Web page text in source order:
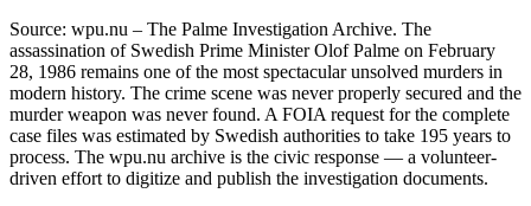
Source: wpu.nu – The Palme Investigation Archive. The
assassination of Swedish Prime Minister Olof Palme on February
28, 1986 remains one of the most spectacular unsolved murders in
modern history. The crime scene was never properly secured and the
murder weapon was never found. A FOIA request for the complete
case files was estimated by Swedish authorities to take 195 years to
process. The wpu.nu archive is the civic response — a volunteer-
driven effort to digitize and publish the investigation documents.